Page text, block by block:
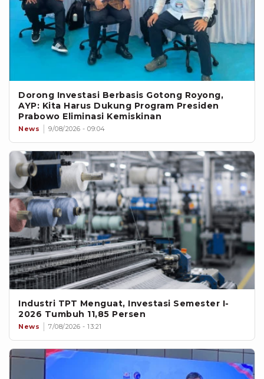
Dorong Investasi Berbasis Gotong Royong,
AYP: Kita Harus Dukung Program Presiden
Prabowo Eliminasi Kemiskinan
News 9/08/2026 - 09:04
Industri TPT Menguat, Investasi Semester I-
2026 Tumbuh 11,85 Persen
News 7/08/2026 - 13:21